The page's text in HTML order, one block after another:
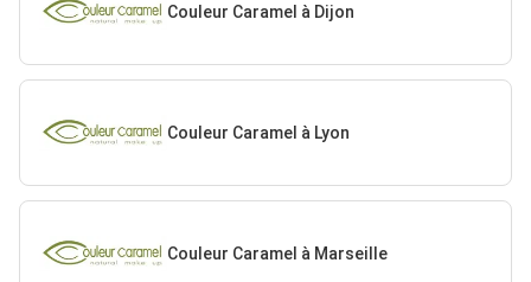
Couleur Caramel à Dijon
Couleur Caramel à Lyon
Couleur Caramel à Marseille